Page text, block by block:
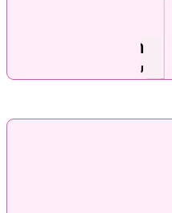
הבקתות של סיון
שזור, אזור כרמיאל